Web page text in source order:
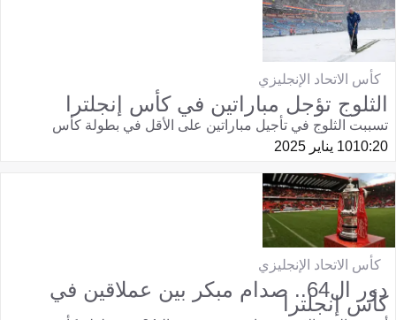
كأس الاتحاد الإنجليزي
الثلوج تؤجل مباراتين في كأس إنجلترا
تسببت الثلوج في تأجيل مباراتين على الأقل في بطولة كأس
10:2010 يناير 2025
كأس الاتحاد الإنجليزي
دور ال64.. صدام مبكر بين عملاقين في
كأس إنجلترا